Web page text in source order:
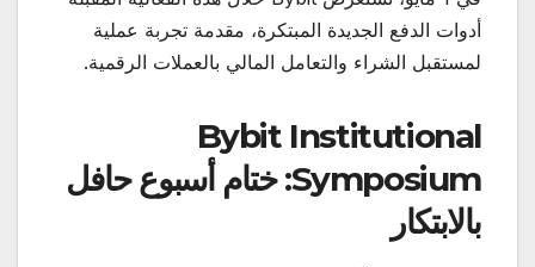
أدوات الدفع الجديدة المبتكرة، مقدمة تجربة عملية
لمستقبل الشراء والتعامل المالي بالعملات الرقمية.
Bybit Institutional
Symposium: ختام أسبوع حافل
بالابتكار